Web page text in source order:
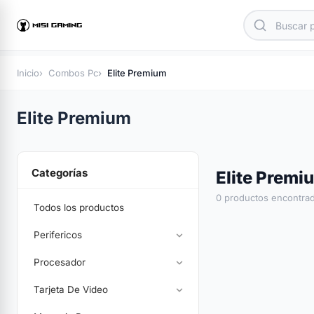
Inicio Combos Pc Elite Premium
Elite Premium
Categorías
Todos los productos
Perifericos
Procesador
Tarjeta De Video
Elite
0 productos